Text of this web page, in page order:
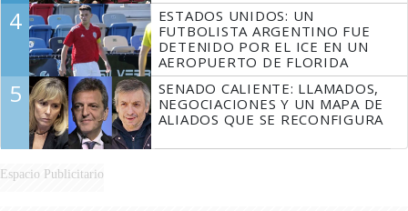
4
ESTADOS UNIDOS: UN
FUTBOLISTA ARGENTINO FUE
DETENIDO POR EL ICE EN UN
AEROPUERTO DE FLORIDA
5
SENADO CALIENTE: LLAMADOS,
NEGOCIACIONES Y UN MAPA DE
ALIADOS QUE SE RECONFIGURA
Espacio Publicitario